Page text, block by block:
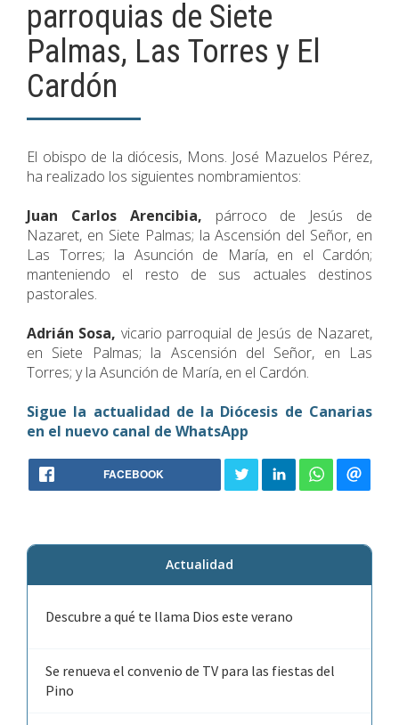
parroquias de Siete
Palmas, Las Torres y El
Cardón
El obispo de la diócesis, Mons. José Mazuelos Pérez,
ha realizado los siguientes nombramientos:
Juan Carlos Arencibia, párroco de Jesús de
Nazaret, en Siete Palmas; la Ascensión del Señor, en
Las Torres; la Asunción de María, en el Cardón;
manteniendo el resto de sus actuales destinos
pastorales.
Adrián Sosa, vicario parroquial de Jesús de Nazaret,
en Siete Palmas; la Ascensión del Señor, en Las
Torres; y la Asunción de María, en el Cardón.
Sigue la actualidad de la Diócesis de Canarias
en el nuevo canal de WhatsApp
FACEBOOK
Actualidad
Descubre a qué te llama Dios este verano
Se renueva el convenio de TV para las fiestas del
Pino